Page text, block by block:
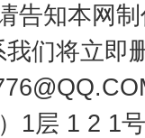
告知本网
们将立即
1层 1 2 1